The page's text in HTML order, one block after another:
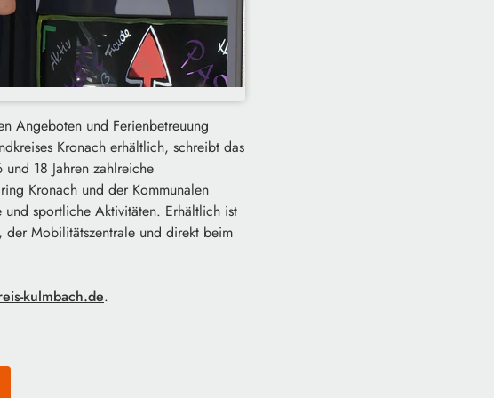
Angeboten und Ferienbetreuung
Kronach erhältlich, schreibt das
18 Jahren zahlreiche
Kronach und der Kommunalen
sportliche Aktivitäten. Erhältlich ist
der Mobilitätszentrale und direkt beim
kulmbach.de.